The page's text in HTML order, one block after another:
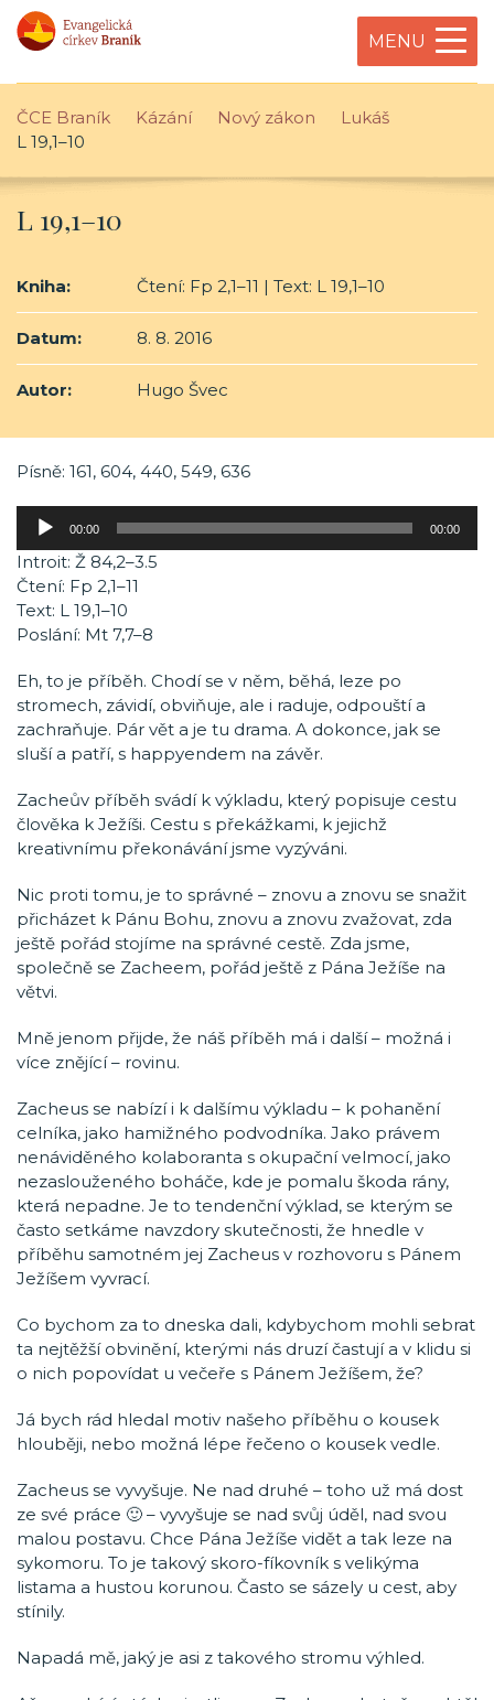
MENU
ČCE Braník Kázání Nový zákon
Lukáš
L 19,1–10
L 19,1–10
Kniha: Čtení: Fp 2,1–11 | Text: L 19,1–10
Datum: 8. 8. 2016
Autor: Hugo Švec
Písně: 161, 604, 440, 549, 636
Audio
00:00 00:00
Introit: Ž 84,2–3.5
Čtení: Fp 2,1–11
Text: L 19,1–10
Poslání: Mt 7,7–8
Eh, to je příběh. Chodí se v něm, běhá, leze po
stromech, závidí, obviňuje, ale i raduje, odpouští a
zachraňuje. Pár vět a je tu drama. A dokonce, jak se
sluší a patří, s happyendem na závěr.
Zacheův příběh svádí k výkladu, který popisuje cestu
člověka k Ježíši. Cestu s překážkami, k jejichž
kreativnímu překonávání jsme vyzýváni.
Nic proti tomu, je to správné – znovu a znovu se snažit
přicházet k Pánu Bohu, znovu a znovu zvažovat, zda
ještě pořád stojíme na správné cestě. Zda jsme,
společně se Zacheem, pořád ještě z Pána Ježíše na
větvi.
Mně jenom přijde, že náš příběh má i další – možná i
více znějící – rovinu.
Zacheus se nabízí i k dalšímu výkladu – k pohanění
celníka, jako hamižného podvodníka. Jako právem
nenáviděného kolaboranta s okupační velmocí, jako
nezaslouženého boháče, kde je pomalu škoda rány,
která nepadne. Je to tendenční výklad, se kterým se
často setkáme navzdory skutečnosti, že hnedle v
příběhu samotném jej Zacheus v rozhovoru s Pánem
Ježíšem vyvrací.
Co bychom za to dneska dali, kdybychom mohli sebrat
ta nejtěžší obvinění, kterými nás druzí častují a v klidu si
o nich popovídat u večeře s Pánem Ježíšem, že?
Já bych rád hledal motiv našeho příběhu o kousek
hlouběji, nebo možná lépe řečeno o kousek vedle.
Zacheus se vyvyšuje. Ne nad druhé – toho už má dost
ze své práce 🙂 – vyvyšuje se nad svůj úděl, nad svou
malou postavu. Chce Pána Ježíše vidět a tak leze na
sykomoru. To je takový skoro-fíkovník s velikýma
listama a hustou korunou. Často se sázely u cest, aby
stínily.
Napadá mě, jaký je asi z takového stromu výhled.